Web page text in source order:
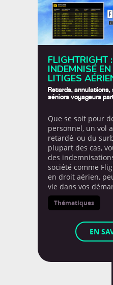
Le coin de Maman
Le coin
Les ONG
Non classé
Notre Trip Advisor
Rencontres
NOUS
7,338

3,329

1,347
FLIGHTRIGHT
INDEMNISÉ
LITIGES
Retards,
séniors voyageurs
Que se soit pour
personnel, un vol
retardé, ou du
plupart des cas,
des
société comme
en droit aérien,
vie dans vos
Thématiques
EN